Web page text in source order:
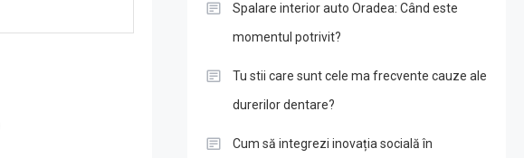
Spalare interior auto Oradea: Când este
momentul potrivit?
Tu stii care sunt cele ma frecvente cauze ale
durerilor dentare?
Cum să integrezi inovația socială în